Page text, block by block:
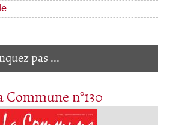
pas ...
Commune n°130